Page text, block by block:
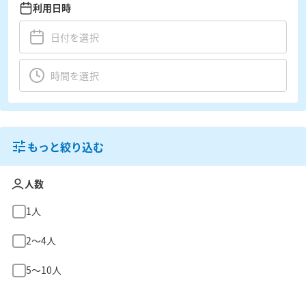
利用日時
もっと絞り込む
人数
1人
2〜4人
5〜10人